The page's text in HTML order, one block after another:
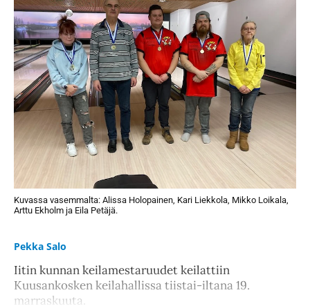
Kuvassa vasemmalta: Alissa Holopainen, Kari Liekkola, Mikko Loikala,
Arttu Ekholm ja Eila Petäjä.
Pekka Salo
Iitin kunnan keilamestaruudet keilattiin
Kuusankosken keilahallissa tiistai-iltana 19.
marraskuuta.